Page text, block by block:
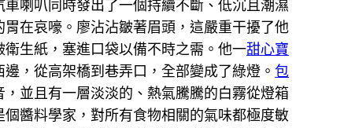
喇叭同時發出了一個持續不斷、低沉且潮濕
在哀嚎。廖沾沾皺著眉頭，這嚴重干擾了他
生紙，塞進口袋以備不時之需。他一甜心寶
，從高架橋到巷弄口，全部變成了綠燈。包
並且有一層淡淡的、熱氣騰騰的白霧從燈箱
醬料學家，對所有食物相關的氣味都極度敏